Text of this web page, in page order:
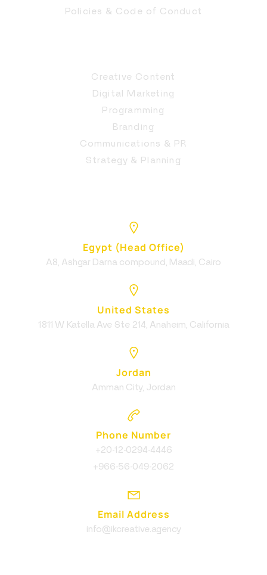
Policies & Code of Conduct
Creative Content
Digital Marketing
Programming
Branding
Communications & PR
Strategy & Planning
Egypt (Head Office)
A8, Ashgar Darna compound, Maadi, Cairo
United States
1811 W Katella Ave Ste 214, Anaheim, California
Jordan
Amman City, Jordan
Phone Number
+20-12-0294-4446
+966-56-049-2062
Email Address
info@ikcreative.agency